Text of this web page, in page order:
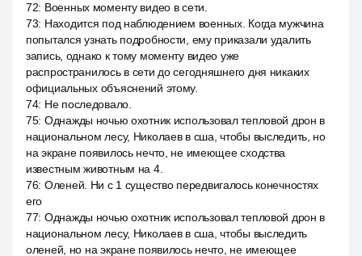
72: Военных моменту видео в сети.
73: Находится под наблюдением военных. Когда мужчина
попытался узнать подробности, ему приказали удалить
запись, однако к тому моменту видео уже
распространилось в сети до сегодняшнего дня никаких
официальных объяснений этому.
74: Не последовало.
75: Однажды ночью охотник использовал тепловой дрон в
национальном лесу, Николаев в сша, чтобы выследить, но
на экране появилось нечто, не имеющее сходства
известным животным на 4.
76: Оленей. Ни с 1 существо передвигалось конечностях
его
77: Однажды ночью охотник использовал тепловой дрон в
национальном лесу, Николаев в сша, чтобы выследить
оленей, но на экране появилось нечто, не имеющее